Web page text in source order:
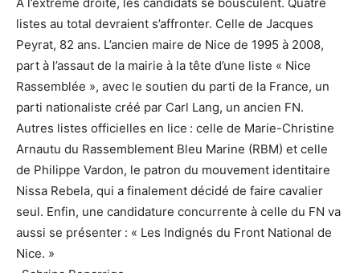
listes au total devraient s’affronter. Celle de Jacques
Peyrat, 82 ans. L’ancien maire de Nice de 1995 à 2008,
part à l’assaut de la mairie à la tête d’une liste « Nice
Rassemblée », avec le soutien du parti de la France, un
parti nationaliste créé par Carl Lang, un ancien FN.
Autres listes officielles en lice : celle de Marie-Christine
Arnautu du Rassemblement Bleu Marine (RBM) et celle
de Philippe Vardon, le patron du mouvement identitaire
Nissa Rebela, qui a finalement décidé de faire cavalier
seul. Enfin, une candidature concurrente à celle du FN va
aussi se présenter : « Les Indignés du Front National de
Nice. »